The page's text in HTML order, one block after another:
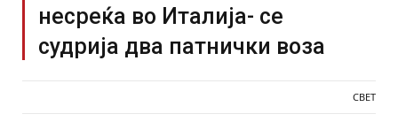
несреќа во Италија- се
судрија два патнички воза
СВЕТ